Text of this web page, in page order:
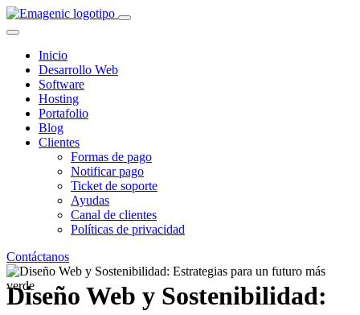
Inicio
Desarrollo Web
Software
Hosting
Portafolio
Blog
Clientes
Formas de pago
Notificar pago
Ticket de soporte
Ayudas
Canal de clientes
Políticas de privacidad
Contáctanos
Diseño Web y Sostenibilidad: